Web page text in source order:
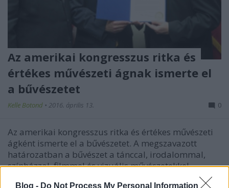
Blog - Do Not Process My Personal Information
Az amerikai kongresszus ritka és
értékes művészeti ágnak ismerte el
a bűvészetet
Kelle Botond • 2016. április 13. 0
Az amerikai kongresszus ritka és értékes művészeti
ágként ismerte el a bűvészetet. A megszavazott
határozatban a bűvészet a tánccal, irodalommal,
színházzal, filmmel és vizuális művészetekkel
egyenértékű, önálló művészeti ággá nyilvánították. A